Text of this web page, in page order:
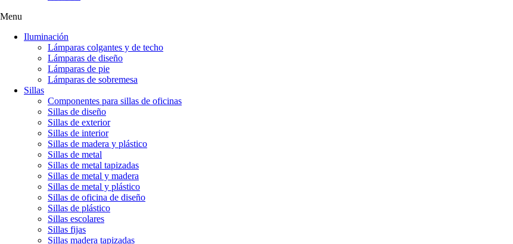
Menu
Iluminación
Lámparas colgantes y de techo
Lámparas de diseño
Lámparas de pie
Lámparas de sobremesa
Sillas
Componentes para sillas de oficinas
Sillas de diseño
Sillas de exterior
Sillas de interior
Sillas de madera y plástico
Sillas de metal
Sillas de metal tapizadas
Sillas de metal y madera
Sillas de metal y plástico
Sillas de oficina de diseño
Sillas de plástico
Sillas escolares
Sillas fijas
Sillas madera tapizadas